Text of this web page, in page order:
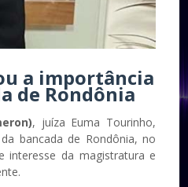
a importância
de Rondônia
, juíza Euma Tourinho,
bancada de Rondônia, no
interesse da magistratura e